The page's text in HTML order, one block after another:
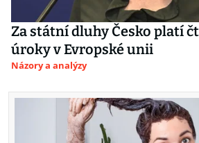
Za státní dluhy Česko platí
úroky v Evropské unii
Názory a analýzy